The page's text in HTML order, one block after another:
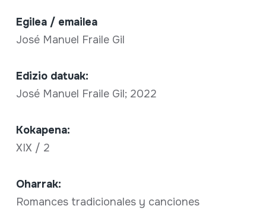
Egilea / emailea
José Manuel Fraile Gil
Edizio datuak:
José Manuel Fraile Gil; 2022
Kokapena:
XIX / 2
Oharrak:
Romances tradicionales y canciones